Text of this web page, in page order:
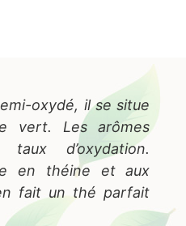
oxydé, il se situe
vert. Les arômes
d’oxydation.
en théine et aux
fait un thé parfait